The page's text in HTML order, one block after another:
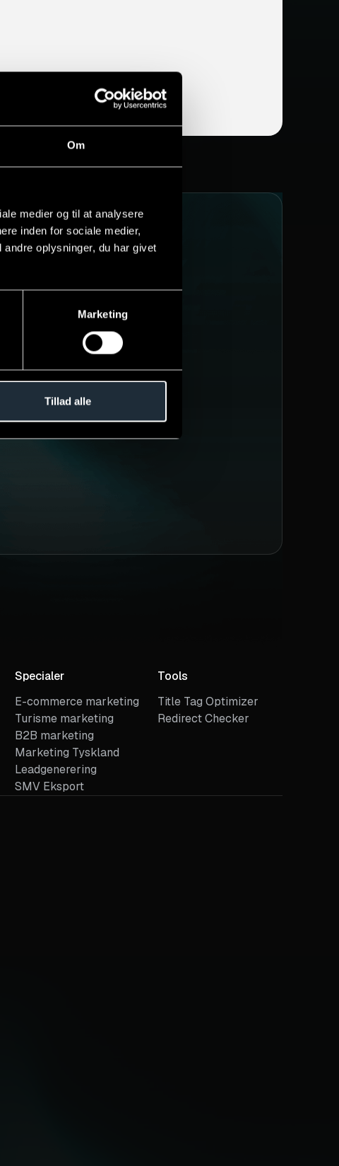
Om
medier og til at analysere
inden for sociale medier,
oplysninger, du har givet
Marketing
Tillad alle
gratis
Specialer
E-commerce marketing
Turisme marketing
B2B marketing
Marketing Tyskland
Leadgenerering
SMV Eksport
Tools
Title Tag Optimizer
Redirect Checker